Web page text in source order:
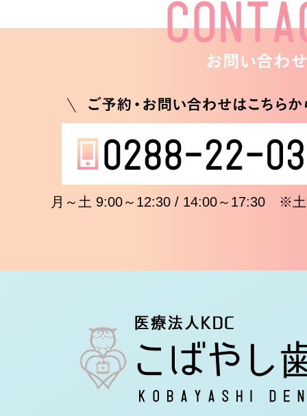
月～土 9:00～12:30 / 14:00～17:30 ※土